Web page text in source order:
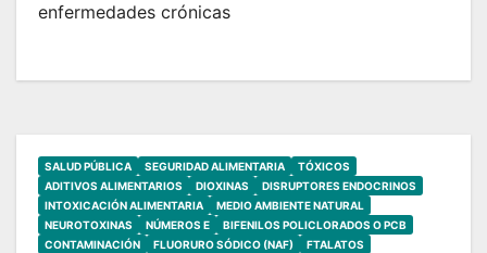
enfermedades crónicas
SALUD PÚBLICA SEGURIDAD ALIMENTARIA
TÓXICOS
ADITIVOS ALIMENTARIOS
DIOXINAS
DISRUPTORES ENDOCRINOS
INTOXICACIÓN ALIMENTARIA
MEDIO AMBIENTE NATURAL
NEUROTOXINAS
NÚMEROS E
BIFENILOS POLICLORADOS O PCB
CONTAMINACIÓN
FLUORURO SÓDICO (NAF)
FTALATOS